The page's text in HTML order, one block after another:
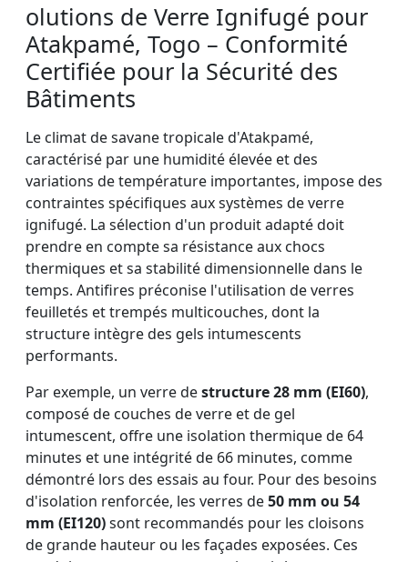
olutions de Verre Ignifugé pour
Atakpamé, Togo – Conformité
Certifiée pour la Sécurité des
Bâtiments
Le climat de savane tropicale d'Atakpamé,
caractérisé par une humidité élevée et des
variations de température importantes, impose des
contraintes spécifiques aux systèmes de verre
ignifugé. La sélection d'un produit adapté doit
prendre en compte sa résistance aux chocs
thermiques et sa stabilité dimensionnelle dans le
temps. Antifires préconise l'utilisation de verres
feuilletés et trempés multicouches, dont la
structure intègre des gels intumescents
performants.
Par exemple, un verre destructure 28 mm (EI60),
composé de couches de verre et de gel
intumescent, offre une isolation thermique de 64
minutes et une intégrité de 66 minutes, comme
démontré lors des essais au four. Pour des besoins
d'isolation renforcée, les verres de50 mm ou 54
mm (EI120)sont recommandés pour les cloisons
de grande hauteur ou les façades exposées. Ces